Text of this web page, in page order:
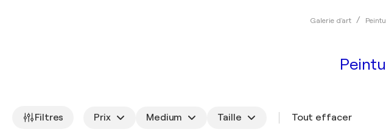
Galerie d'art
Filtres Prix Medium Taille Tout effacer